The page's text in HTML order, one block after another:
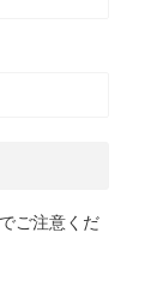
ご注意くだ